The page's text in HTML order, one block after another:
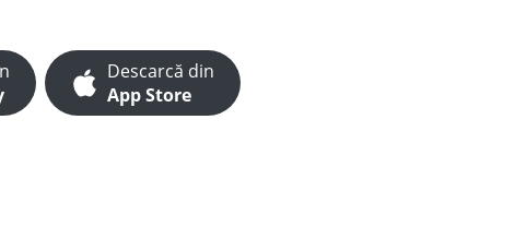
Descarcă din
App Store